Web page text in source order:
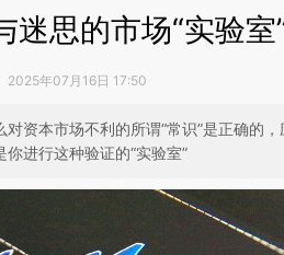
迷思的市场“实验室
2025年07月16日 17:50
资本市场不利的所谓“常识”是正确的
进行这种验证的“实验室”